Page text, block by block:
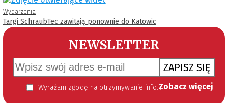
Wydarzenia
Targi SchraubTec zawitają ponownie do Katowic
NEWSLETTER
ZAPISZ SIĘ
Wyrażam zgodę na otrzymywanie informacji handlowej kierowanej do mnie za pomocą środków komunikacji elektronicznej w szczególności poczty elektronicznej zgodnie z przepisem art. 10 ust 2 ustawy z dnia 18 lipca 2002 roku o świadczeniu usług drogą elektroniczną (Dz. U. 144 z 2002 r. poz. 1204). Zgoda jest dobrowolna, jednak jej wyrażenie jest konieczne, aby otrzymywać newsletter. Zobacz więcej